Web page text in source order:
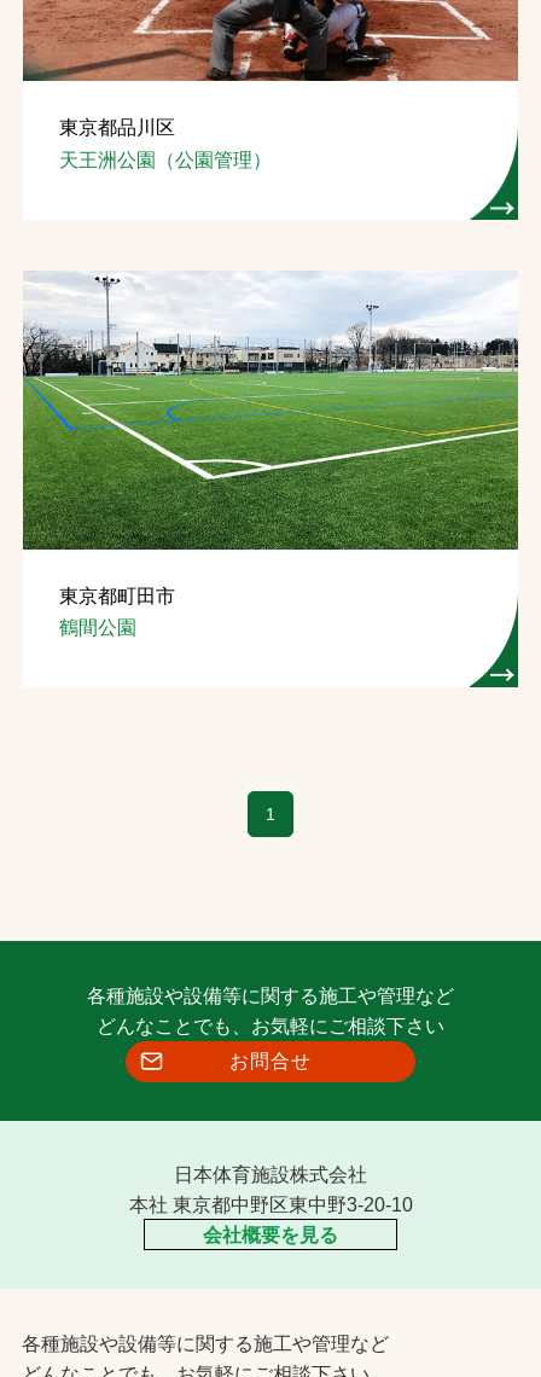
東京都品川区
天王洲公園（公園管理）
東京都町田市
鶴間公園
1
各種施設や設備等に関する施工や管理など
どんなことでも、お気軽にご相談下さい
お問合せ
日本体育施設株式会社
本社 東京都中野区東中野3-20-10
会社概要を見る
各種施設や設備等に関する施工や管理など